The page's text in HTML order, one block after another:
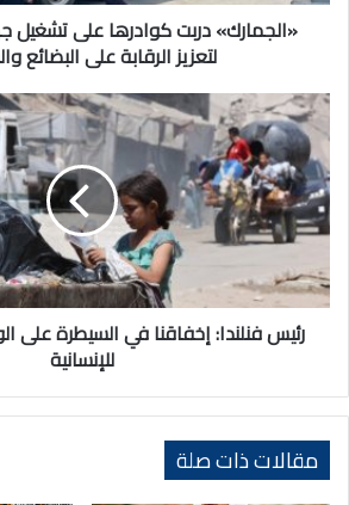
الرقابة
والشحنات
«الجمارك» دربت كوادرها على تشغيل
لتعزيز الرقابة على البضائع
رئيس
فنلندا:
إخفاقنا
في
السيطرة
على
في
غزة
فشل
للإنسانية
رئيس فنلندا: إخفاقنا في السيطرة
للإنسانية
مقالات ذات صلة